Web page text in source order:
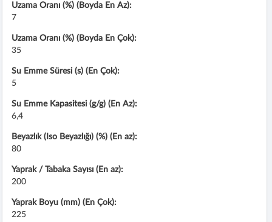
Uzama Oranı (%) (Boyda En Az):
7
Uzama Oranı (%) (Boyda En Çok):
35
Su Emme Süresi (s) (En Çok):
5
Su Emme Kapasitesi (g/g) (En Az):
6,4
Beyazlık (Iso Beyazlığı) (%) (En az):
80
Yaprak / Tabaka Sayısı (En az):
200
Yaprak Boyu (mm) (En Çok):
225